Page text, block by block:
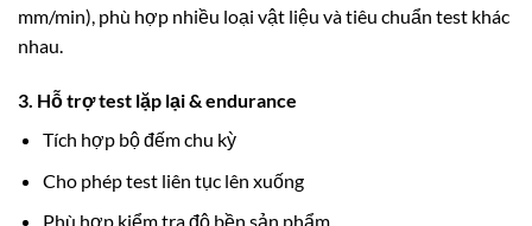
mm/min), phù hợp nhiều loại vật liệu và tiêu chuẩn test khác
nhau.
3. Hỗ trợ test lặp lại & endurance
Tích hợp bộ đếm chu kỳ
Cho phép test liên tục lên xuống
Phù hợp kiểm tra độ bền sản phẩm